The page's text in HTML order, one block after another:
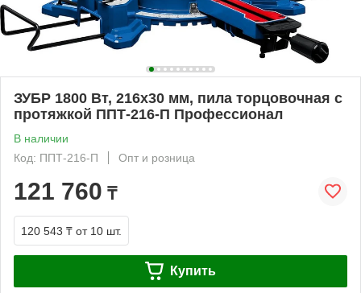
ЗУБР 1800 Вт, 216х30 мм, пила торцовочная с
протяжкой ППТ-216-П Профессионал
В наличии
Код: ППТ-216-П
Опт и розница
121 760 ₸
120 543 ₸ от 10 шт.
Купить